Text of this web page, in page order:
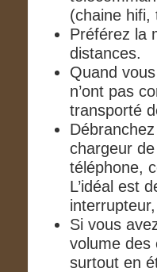
(chaine
Préférez la
distances.
Quand
n’ont pas
transporté
chargeur
téléphone,
L’idéal est
Si vous
volume des
surtout en